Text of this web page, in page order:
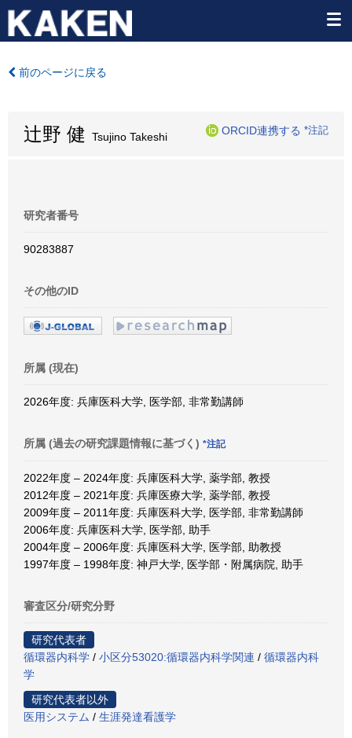
前のページに戻る
辻野 健 Tsujino Takeshi
ORCID連携する *注記
研究者番号
90283887
その他のID
所属 (現在)
2026年度: 兵庫医科大学, 医学部, 非常勤講師
所属 (過去の研究課題情報に基づく) *注記
2022年度 – 2024年度: 兵庫医科大学, 薬学部, 教授
2012年度 – 2021年度: 兵庫医療大学, 薬学部, 教授
2009年度 – 2011年度: 兵庫医科大学, 医学部, 非常勤講師
2006年度: 兵庫医科大学, 医学部, 助手
2004年度 – 2006年度: 兵庫医科大学, 医学部, 助教授
1997年度 – 1998年度: 神戸大学, 医学部・附属病院, 助手
審査区分/研究分野
研究代表者
循環器内科学 / 小区分53020:循環器内科学関連 / 循環器内科
学
研究代表者以外
医用システム / 生涯発達看護学